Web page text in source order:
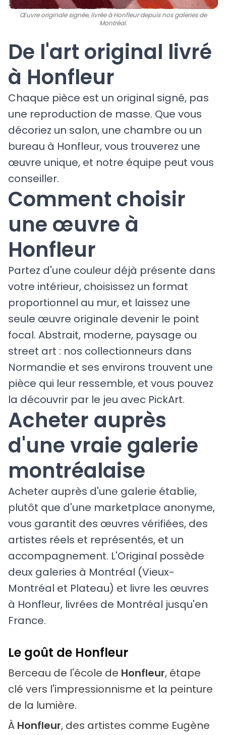
Œuvre originale signée, livrée à Honfleur depuis nos galeries de
Montréal.
De l'art original livré
à Honfleur
Chaque pièce est un original signé, pas
une reproduction de masse. Que vous
décoriez un salon, une chambre ou un
bureau à Honfleur, vous trouverez une
œuvre unique, et notre équipe peut vous
conseiller.
Comment choisir
une œuvre à
Honfleur
Partez d'une couleur déjà présente dans
votre intérieur, choisissez un format
proportionnel au mur, et laissez une
seule œuvre originale devenir le point
focal. Abstrait, moderne, paysage ou
street art : nos collectionneurs dans
Normandie et ses environs trouvent une
pièce qui leur ressemble, et vous pouvez
la découvrir par le jeu avec PickArt.
Acheter auprès
d'une vraie galerie
montréalaise
Acheter auprès d'une galerie établie,
plutôt que d'une marketplace anonyme,
vous garantit des œuvres vérifiées, des
artistes réels et représentés, et un
accompagnement. L'Original possède
deux galeries à Montréal (Vieux-
Montréal et Plateau) et livre les œuvres
à Honfleur, livrées de Montréal jusqu'en
France.
Le goût de Honfleur
Berceau de l'école de Honfleur, étape
clé vers l'impressionnisme et la peinture
de la lumière.
À Honfleur, des artistes comme Eugène